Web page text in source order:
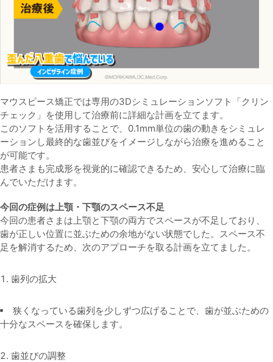
マウスピース矯正では専用の3Dシミュレーションソフト「クリン
チェック」を使用して治療前に詳細な計画を立てます。
このソフトを活用することで、 0.1mm単位の歯の動き をシミュレ
ーションし最終的な歯並びをイメージしながら治療を進めること
が可能です。
患者さまも完成形を視覚的に確認できるため、安心して治療に臨
んでいただけます。
今回の症例は上顎・下顎のスペース不足
今回の患者さまは上顎と下顎の両方でスペースが不足しており、
歯が正しい位置に並ぶための余地がない状態でした。スペース不
足を解消するため、次のアプローチを取る計画を立てました。
歯列の拡大
狭くなっている歯列を少しずつ広げることで、歯が並ぶための
十分なスペースを確保します。
歯並びの調整